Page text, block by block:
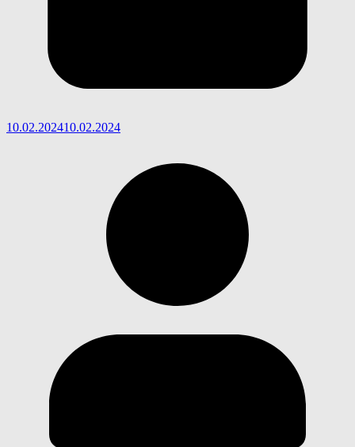
10.02.202410.02.2024